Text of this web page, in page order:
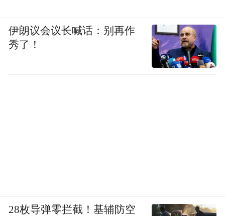
伊朗议会议长喊话：别再作
秀了！
28枚导弹零拦截！基辅防空